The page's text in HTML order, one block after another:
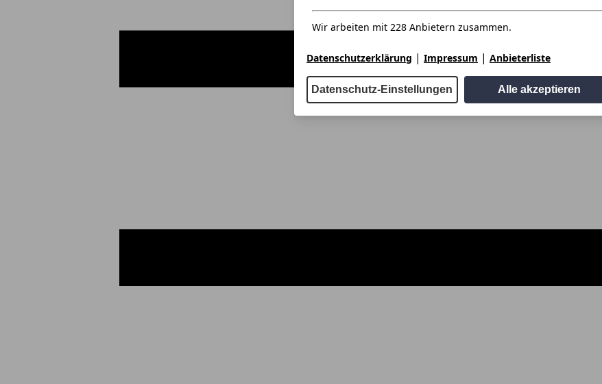
Wir arbeiten mit 228 Anbietern zusammen.
Datenschutzerklärung | Impressum | Anbieterliste
Datenschutz-Einstellungen Alle akzeptieren